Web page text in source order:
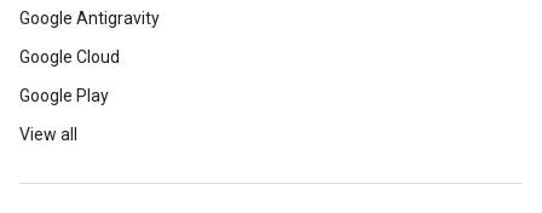
Google Antigravity
Google Cloud
Google Play
View all